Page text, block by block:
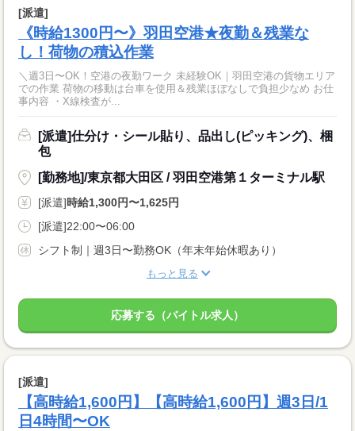
[派遣]
《時給1300円〜》羽田空港★夜勤＆残業な
し！荷物の積込作業
＼週3日〜OK！空港の夜勤ワーク 未経験OK｜羽田空港の貨物エリア
での作業 荷物の移動は台車を使用＆残業ほぼなしで負担少なめ お仕
事内容 ・X線検査が...
[派遣]仕分け・シール貼り、品出し(ピッキング)、梱
包
[勤務地]/東京都大田区 / 羽田空港第１ターミナル駅
[派遣]時給1,300円〜1,625円
[派遣]22:00〜06:00
シフト制｜週3日〜勤務OK（年末年始休暇あり）
もっと見る
応募する（バイトル求人）
[派遣]
【高時給1,600円】【高時給1,600円】週3日/1
日4時間〜OK